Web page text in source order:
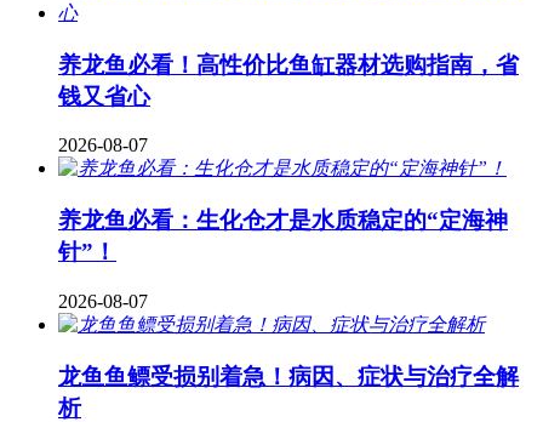
养龙鱼必看！高性价比鱼缸器材选购指南，省
钱又省心
2026-08-07
养龙鱼必看：生化仓才是水质稳定的“定海神
针”！
2026-08-07
龙鱼鱼鳔受损别着急！病因、症状与治疗全解
析